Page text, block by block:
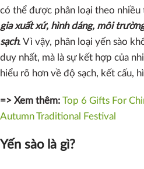
có thể được phân loại theo nhiều
gia xuất xứ, hình dáng, môi
sạch. Vì vậy, phân loại yến sào
duy nhất, mà là sự kết hợp của
hiểu rõ hơn về độ sạch, kết cấu,
=> Xem thêm: Top 6 Gifts For
Autumn Traditional Festival
Yến sào là gì?